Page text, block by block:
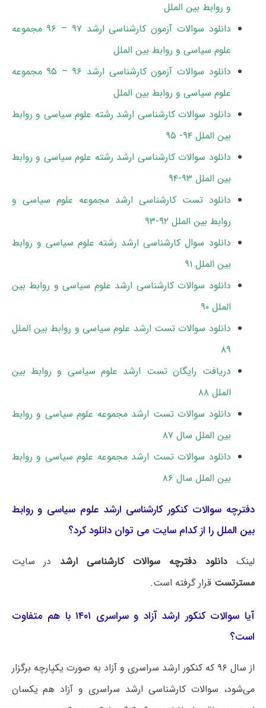
و روابط بین الملل
دانلود سوالات آزمون کارشناسی ارشد ۹۷ – ۹۶ مجموعه
علوم سیاسی و روابط بین الملل
دانلود سوالات آزمون کارشناسی ارشد ۹۶ – ۹۵ مجموعه
علوم سیاسی و روابط بین الملل
دانلود سوالات کارشناسی ارشد رشته علوم سیاسی و روابط
بین الملل ۹۴- ۹۵
دانلود سوالات کارشناسی ارشد رشته علوم سیاسی و روابط
بین الملل ۹۳-۹۴
دانلود تست کارشناسی ارشد مجموعه علوم سیاسی و
روابط بین الملل ۹۲-۹۳
دانلود سوال کارشناسی ارشد رشته علوم سیاسی و روابط
بین الملل ۹۱
دانلود سوالات کارشناسی ارشد علوم سیاسی و روابط بین
الملل ۹۰
دانلود سوالات تست ارشد علوم سیاسی و روابط بین الملل
۸۹
دریافت رایگان تست ارشد علوم سیاسی و روابط بین
الملل ۸۸
دانلود سوالات تست ارشد مجموعه علوم سیاسی و روابط
بین الملل سال ۸۷
دانلود سوالات تست ارشد مجموعه علوم سیاسی و روابط
بین الملل سال ۸۶
دفترچه سوالات کنکور کارشناسی ارشد علوم سیاسی و روابط
بین الملل را از کدام سایت می توان دانلود کرد؟
لینکدانلود دفترچه سوالات کارشناسی ارشد در سایت
مسترتست قرار گرفته است.
آیا سوالات کنکور ارشد آزاد و سراسری ۱۴۰۱ با هم متفاوت
است؟
از سال ۹۶ که کنکور ارشد سراسری و آزاد به صورت یکپارچه برگزار
می‌شود، سوالات کارشناسی ارشد سراسری و آزاد هم یکسان